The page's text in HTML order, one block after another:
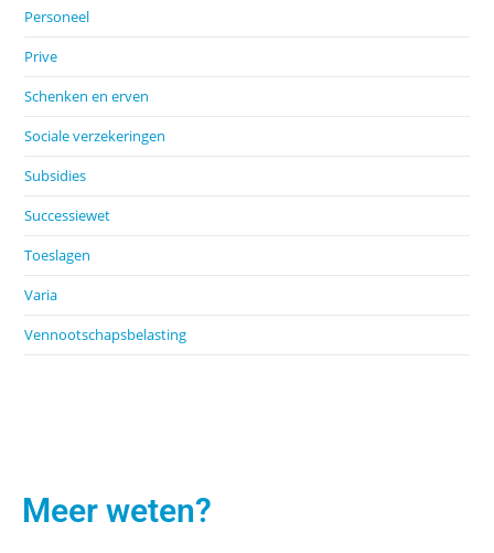
Personeel
Prive
Schenken en erven
Sociale verzekeringen
Subsidies
Successiewet
Toeslagen
Varia
Vennootschapsbelasting
Meer weten?